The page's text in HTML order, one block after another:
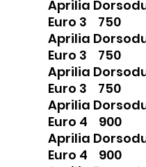
Aprilia
Euro 3 750
Aprilia
Euro 3 750
Aprilia
Euro 3 750
Aprilia
Euro 4 900
Aprilia
Euro 4 900